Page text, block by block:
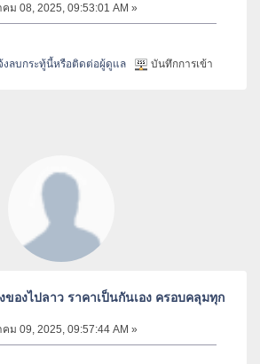
คม 08, 2025, 09:53:01 AM »
งลบกระทู้นี้หรือติดต่อผู้ดูแล บันทึกการเข้า
ของไปลาว ราคาเป็นกันเอง ครอบคลุมทุก
คม 09, 2025, 09:57:44 AM »